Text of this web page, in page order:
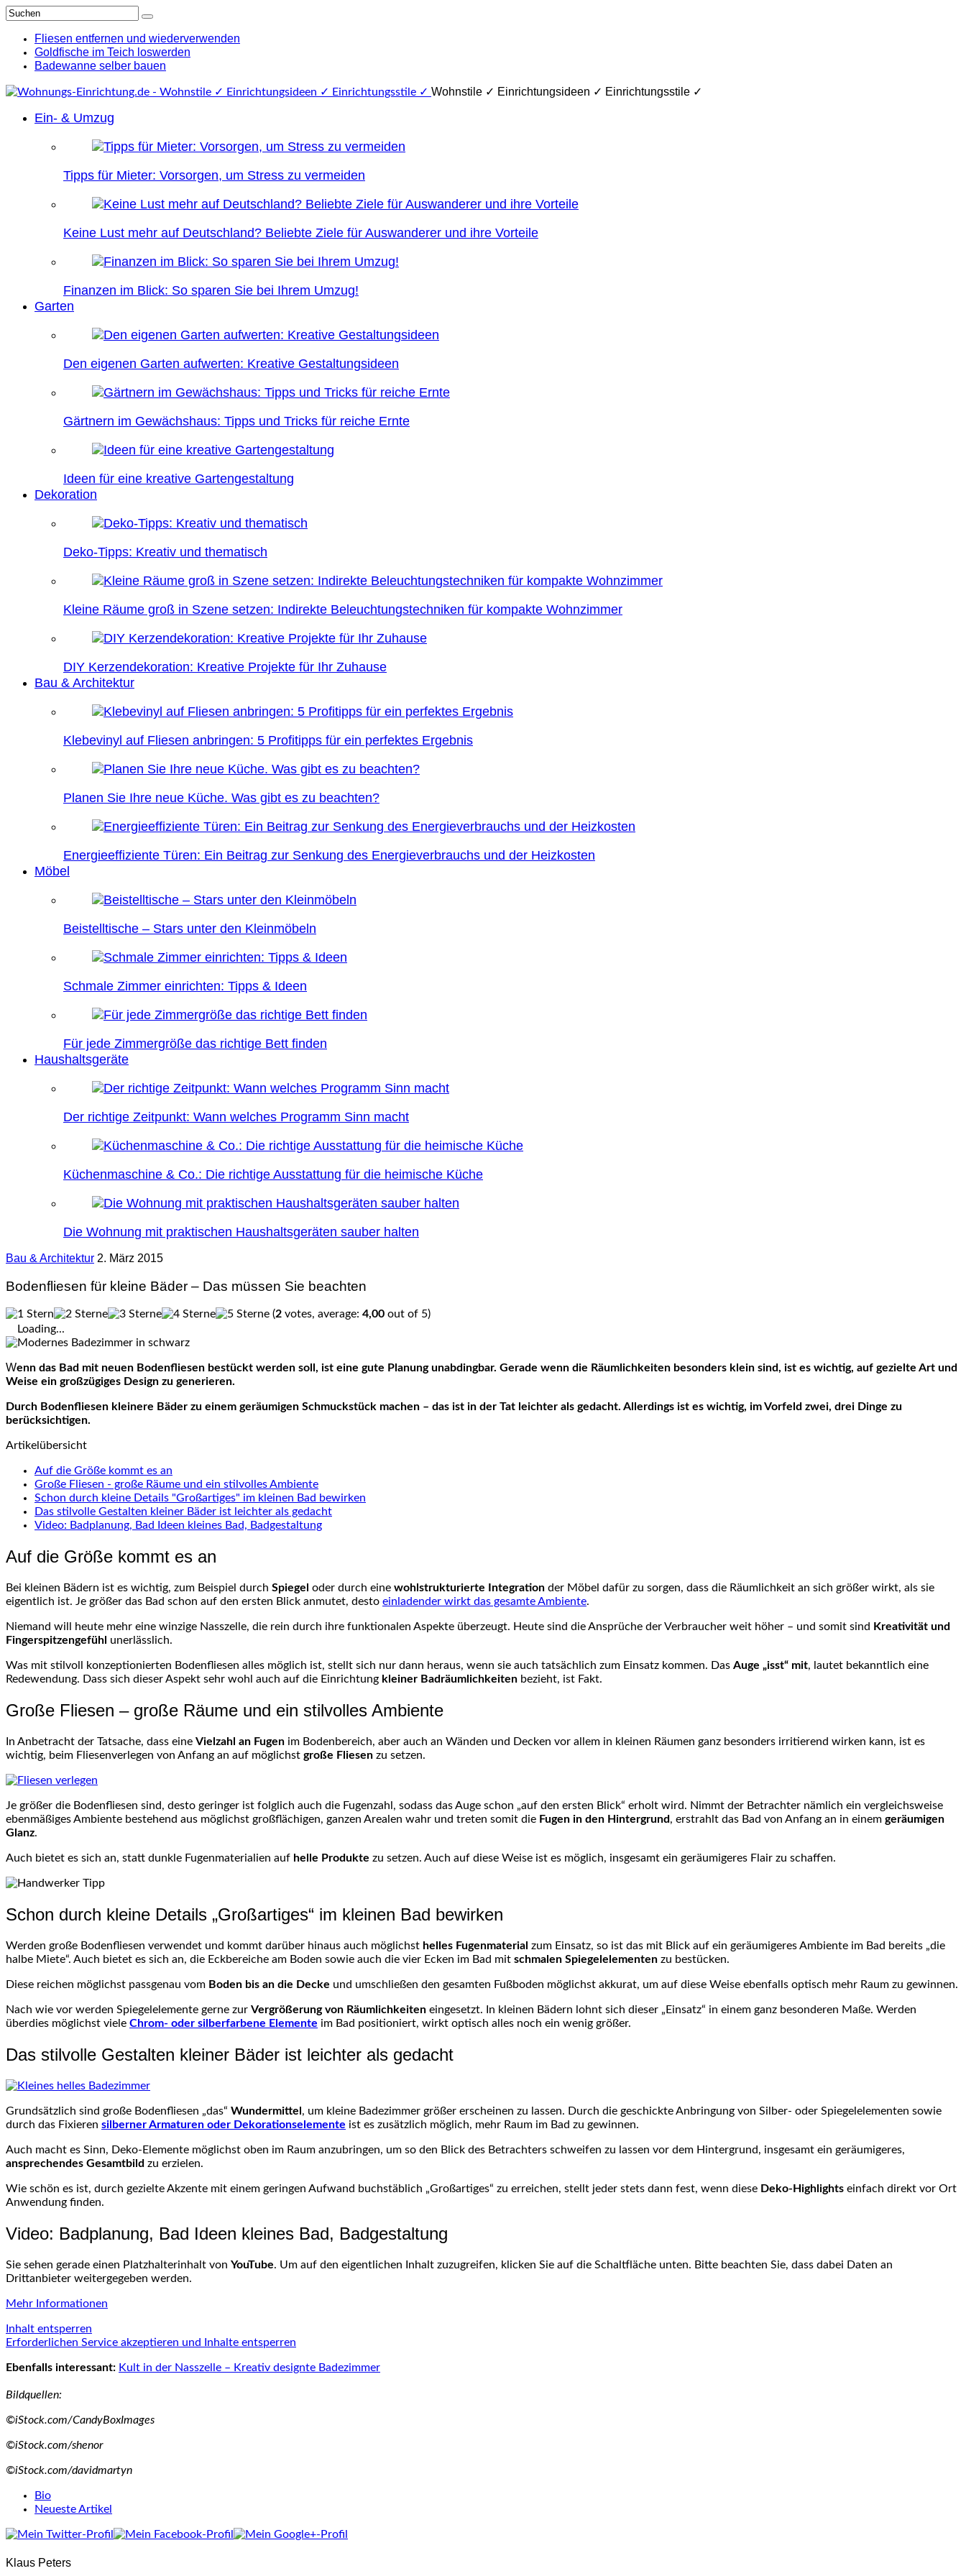
Fliesen entfernen und wiederverwenden
Goldfische im Teich loswerden
Badewanne selber bauen
Wohnstile ✓ Einrichtungsideen ✓ Einrichtungsstile ✓
Ein- & Umzug
Tipps für Mieter: Vorsorgen, um Stress zu vermeiden
Keine Lust mehr auf Deutschland? Beliebte Ziele für Auswanderer und ihre Vorteile
Finanzen im Blick: So sparen Sie bei Ihrem Umzug!
Garten
Den eigenen Garten aufwerten: Kreative Gestaltungsideen
Gärtnern im Gewächshaus: Tipps und Tricks für reiche Ernte
Ideen für eine kreative Gartengestaltung
Dekoration
Deko-Tipps: Kreativ und thematisch
Kleine Räume groß in Szene setzen: Indirekte Beleuchtungstechniken für kompakte Wohnzimmer
DIY Kerzendekoration: Kreative Projekte für Ihr Zuhause
Bau & Architektur
Klebevinyl auf Fliesen anbringen: 5 Profitipps für ein perfektes Ergebnis
Planen Sie Ihre neue Küche. Was gibt es zu beachten?
Energieeffiziente Türen: Ein Beitrag zur Senkung des Energieverbrauchs und der Heizkosten
Möbel
Beistelltische – Stars unter den Kleinmöbeln
Schmale Zimmer einrichten: Tipps & Ideen
Für jede Zimmergröße das richtige Bett finden
Haushaltsgeräte
Der richtige Zeitpunkt: Wann welches Programm Sinn macht
Küchenmaschine & Co.: Die richtige Ausstattung für die heimische Küche
Die Wohnung mit praktischen Haushaltsgeräten sauber halten
Bau & Architektur 2. März 2015
Bodenfliesen für kleine Bäder – Das müssen Sie beachten
(2 votes, average: 4,00 out of 5)
Loading...
Wenn das Bad mit neuen Bodenfliesen bestückt werden soll, ist eine gute Planung unabdingbar. Gerade wenn die Räumlichkeiten besonders klein sind, ist es wichtig, auf gezielte Art und
Weise ein großzügiges Design zu generieren.
Durch Bodenfliesen kleinere Bäder zu einem geräumigen Schmuckstück machen – das ist in der Tat leichter als gedacht. Allerdings ist es wichtig, im Vorfeld zwei, drei Dinge zu
berücksichtigen.
Artikelübersicht
Auf die Größe kommt es an
Große Fliesen - große Räume und ein stilvolles Ambiente
Schon durch kleine Details "Großartiges" im kleinen Bad bewirken
Das stilvolle Gestalten kleiner Bäder ist leichter als gedacht
Video: Badplanung, Bad Ideen kleines Bad, Badgestaltung
Auf die Größe kommt es an
Bei kleinen Bädern ist es wichtig, zum Beispiel durch Spiegel oder durch eine wohlstrukturierte Integration der Möbel dafür zu sorgen, dass die Räumlichkeit an sich größer wirkt, als sie
eigentlich ist. Je größer das Bad schon auf den ersten Blick anmutet, desto einladender wirkt das gesamte Ambiente.
Niemand will heute mehr eine winzige Nasszelle, die rein durch ihre funktionalen Aspekte überzeugt. Heute sind die Ansprüche der Verbraucher weit höher – und somit sind Kreativität und
Fingerspitzengefühl unerlässlich.
Was mit stilvoll konzeptionierten Bodenfliesen alles möglich ist, stellt sich nur dann heraus, wenn sie auch tatsächlich zum Einsatz kommen. Das Auge „isst“ mit, lautet bekanntlich eine
Redewendung. Dass sich dieser Aspekt sehr wohl auch auf die Einrichtung kleiner Badräumlichkeiten bezieht, ist Fakt.
Große Fliesen – große Räume und ein stilvolles Ambiente
In Anbetracht der Tatsache, dass eine Vielzahl an Fugen im Bodenbereich, aber auch an Wänden und Decken vor allem in kleinen Räumen ganz besonders irritierend wirken kann, ist es
wichtig, beim Fliesenverlegen von Anfang an auf möglichst große Fliesen zu setzen.
Je größer die Bodenfliesen sind, desto geringer ist folglich auch die Fugenzahl , sodass das Auge schon „auf den ersten Blick“ erholt wird. Nimmt der Betrachter nämlich ein vergleichsweise
ebenmäßigesAmbiente bestehend aus möglichst großflächigen, ganzen Arealen wahr und treten somit die Fugen in den Hintergrund, erstrahlt das Bad von Anfang an in einem geräumigen
Glanz.
Auch bietet es sich an, statt dunkle Fugenmaterialien auf helle Produkte zu setzen. Auch auf diese Weise ist es möglich, insgesamt ein geräumigeres Flair zu schaffen.
Schon durch kleine Details „Großartiges“ im kleinen Bad bewirken
Werden große Bodenfliesen verwendet und kommt darüber hinaus auch möglichst helles Fugenmaterial zum Einsatz, so ist das mit Blick auf ein geräumigeres Ambiente im Bad bereits „die
halbe Miete“. Auch bietet es sich an, die Eckbereiche am Boden sowie auch die vier Ecken im Bad mit schmalen Spiegelelementen zu bestücken.
Diese reichen möglichst passgenau vom Boden bis an die Decke und umschließen den gesamten Fußboden möglichst akkurat, um auf diese Weise ebenfalls optisch mehr Raum zu gewinnen.
Nach wie vor werden Spiegelelemente gerne zur Vergrößerung von Räumlichkeiten eingesetzt. In kleinen Bädern lohnt sich dieser „Einsatz“ in einem ganz besonderen Maße. Werden
überdies möglichst viele Chrom- oder silberfarbene Elemente im Bad positioniert, wirkt optisch alles noch ein wenig größer.
Das stilvolle Gestalten kleiner Bäder ist leichter als gedacht
Grundsätzlich sind große Bodenfliesen „das“ Wundermittel , um kleine Badezimmer größer erscheinen zu lassen. Durch die geschickte Anbringung von Silber- oder Spiegelelementen sowie
durch das Fixieren silberner Armaturen oder Dekorationselemente ist es zusätzlich möglich, mehr Raum im Bad zu gewinnen.
Auch macht es Sinn, Deko-Elemente möglichst oben im Raum anzubringen, um so den Blick des Betrachters schweifen zu lassen vor dem Hintergrund, insgesamt ein geräumigeres,
ansprechendes Gesamtbild zu erzielen.
Wie schön es ist, durch gezielte Akzente mit einem geringen Aufwand buchstäblich „Großartiges“ zu erreichen, stellt jeder stets dann fest, wenn diese Deko-Highlights einfach direkt vor Ort
Anwendung finden.
Video: Badplanung, Bad Ideen kleines Bad, Badgestaltung
Sie sehen gerade einen Platzhalterinhalt von YouTube. Um auf den eigentlichen Inhalt zuzugreifen, klicken Sie auf die Schaltfläche unten. Bitte beachten Sie, dass dabei Daten an
Drittanbieter weitergegeben werden.
Mehr Informationen
Inhalt entsperren
Erforderlichen Service akzeptieren und Inhalte entsperren
Ebenfalls interessant: Kult in der Nasszelle – Kreativ designte Badezimmer
Bildquellen:
©iStock.com/CandyBoxImages
©iStock.com/shenor
©iStock.com/davidmartyn
following
tabs
content
Bio
Neueste Artikel
Klaus Peters